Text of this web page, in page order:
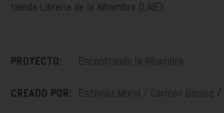
tienda Librería de la Alhambra (LAIE).
PROYECTO: Encontrando la Alhambra
CREADO POR: Estívaliz Moral / Carmen Gómez /